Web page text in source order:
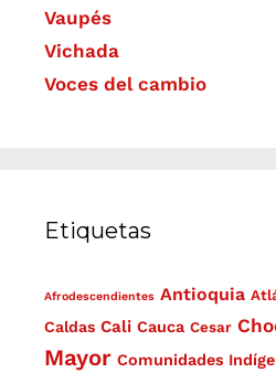
Vaupés
Vichada
Voces del cambio
Etiquetas
Afrodescendientes Antioquia
Caldas Cali Cauca Cesar
Mayor Comunidades